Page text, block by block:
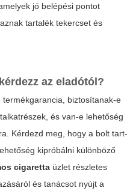
jó belépési pontot
tartalék tekercset és
az eladótól?
biztosítanak-e
és van-e lehetőség
Kérdezd meg, hogy a bolt tart-
kipróbálni különböző
cigaretta üzlet részletes
és tanácsot nyújt a